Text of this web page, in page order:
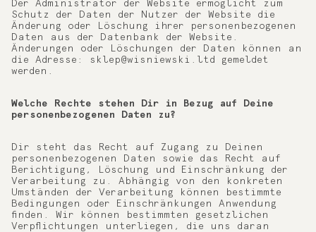
Der Administrator der Website ermöglicht zum
Schutz der Daten der Nutzer der Website die
Änderung oder Löschung ihrer personenbezogenen
Daten aus der Datenbank der Website.
Änderungen oder Löschungen der Daten können an
die Adresse: sklep@wisniewski.ltd gemeldet
werden.
Welche Rechte stehen Dir in Bezug auf Deine
personenbezogenen Daten zu?
Dir steht das Recht auf Zugang zu Deinen
personenbezogenen Daten sowie das Recht auf
Berichtigung, Löschung und Einschränkung der
Verarbeitung zu. Abhängig von den konkreten
Umständen der Verarbeitung können bestimmte
Bedingungen oder Einschränkungen Anwendung
finden. Wir können bestimmten gesetzlichen
Verpflichtungen unterliegen, die uns daran